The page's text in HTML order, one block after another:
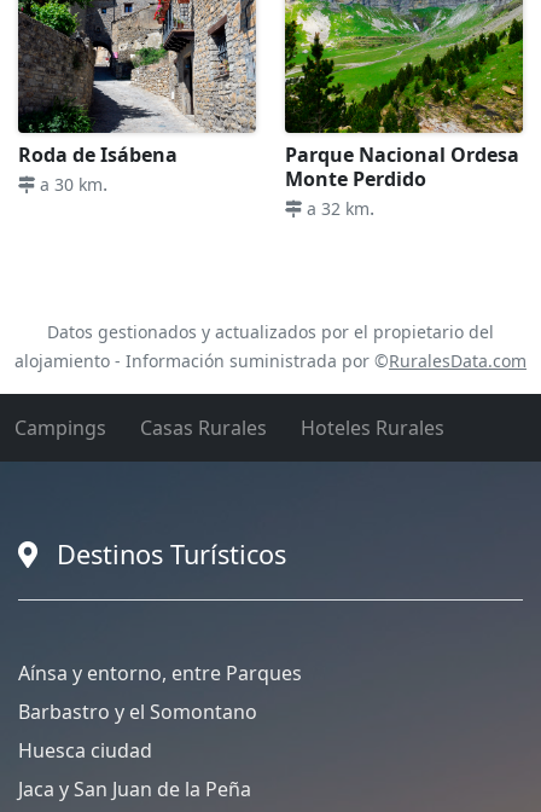
Roda de Isábena
a 30 km.
Parque Nacional Ordesa
Monte Perdido
a 32 km.
Datos gestionados y actualizados por el propietario del
alojamiento - Información suministrada por ©RuralesData.com
Campings Casas Rurales Hoteles Rurales
Destinos Turísticos
Aínsa y entorno, entre Parques
Barbastro y el Somontano
Huesca ciudad
Jaca y San Juan de la Peña